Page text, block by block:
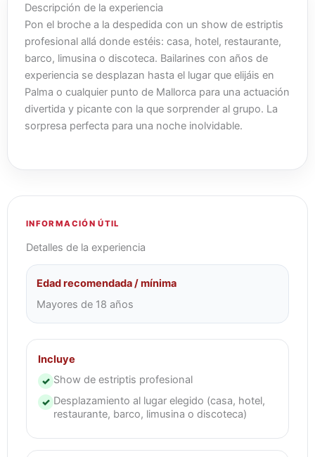
Descripción de la experiencia
Pon el broche a la despedida con un show de estriptis
profesional allá donde estéis: casa, hotel, restaurante,
barco, limusina o discoteca. Bailarines con años de
experiencia se desplazan hasta el lugar que elijáis en
Palma o cualquier punto de Mallorca para una actuación
divertida y picante con la que sorprender al grupo. La
sorpresa perfecta para una noche inolvidable.
INFORMACIÓN ÚTIL
Detalles de la experiencia
Edad recomendada / mínima
Mayores de 18 años
Incluye
✓ Show de estriptis profesional
✓ Desplazamiento al lugar elegido (casa, hotel,
restaurante, barco, limusina o discoteca)